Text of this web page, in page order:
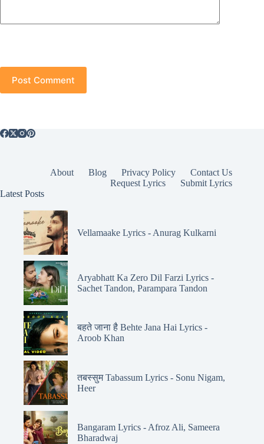
Post Comment
About Blog Privacy Policy
Contact Us
Request Lyrics
Submit Lyrics
Latest Posts
Vellamaake Lyrics - Anurag Kulkarni
Aryabhatt Ka Zero Dil Farzi Lyrics -
Sachet Tandon, Parampara Tandon
बहते जाना है Behte Jana Hai Lyrics -
Aroob Khan
तबस्सुम Tabassum Lyrics - Sonu Nigam,
Heer
Bangaram Lyrics - Afroz Ali, Sameera
Bharadwaj